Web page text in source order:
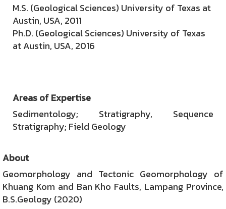
M.S. (Geological Sciences) University of Texas at
Austin, USA, 2011
Ph.D. (Geological Sciences) University of Texas
at Austin, USA, 2016
Areas of Expertise
Sedimentology; Stratigraphy, Sequence
Stratigraphy; Field Geology
About
Geomorphology and Tectonic Geomorphology of
Khuang Kom and Ban Kho Faults, Lampang Province,
B.S.Geology (2020)